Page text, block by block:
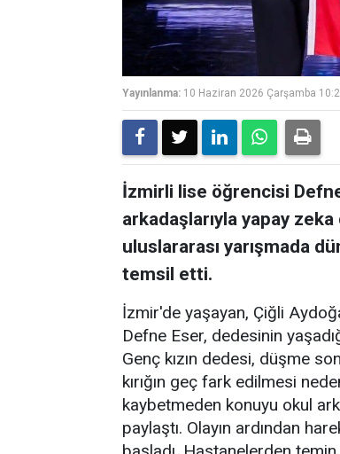
Yayınlanma: 10 Haziran 2026 Çarşamba
İzmirli lise öğrencisi
arkadaşlarıyla yapay
uluslararası yarışmada
temsil etti.
İzmir'de yaşayan, Çiğli
Defne Eser, dedesinin
Genç kızın dedesi, düşme
kırığın geç fark edilmesi
kaybetmeden konuyu okul
paylaştı. Olayın ardından